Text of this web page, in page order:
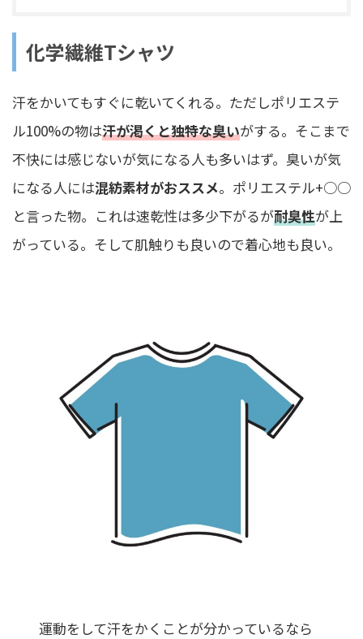
化学繊維Tシャツ
汗をかいてもすぐに乾いてくれる。ただしポリエステ
ル100%の物は汗が渇くと独特な臭いがする。そこまで
不快には感じないが気になる人も多いはず。臭いが気
になる人には混紡素材がおススメ。ポリエステル+○○
と言った物。これは速乾性は多少下がるが耐臭性が上
がっている。そして肌触りも良いので着心地も良い。
運動をして汗をかくことが分かっているなら